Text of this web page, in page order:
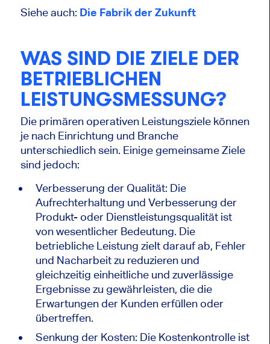
Siehe auch: Die Fabrik der Zukunft
WAS SIND DIE ZIELE DER
BETRIEBLICHEN
LEISTUNGSMESSUNG?
Die primären operativen Leistungsziele können
je nach Einrichtung und Branche
unterschiedlich sein. Einige gemeinsame Ziele
sind jedoch:
Verbesserung der Qualität: Die
Aufrechterhaltung und Verbesserung der
Produkt- oder Dienstleistungsqualität ist
von wesentlicher Bedeutung. Die
betriebliche Leistung zielt darauf ab, Fehler
und Nacharbeit zu reduzieren und
gleichzeitig einheitliche und zuverlässige
Ergebnisse zu gewährleisten, die die
Erwartungen der Kunden erfüllen oder
übertreffen.
Senkung der Kosten: Die Kostenkontrolle ist